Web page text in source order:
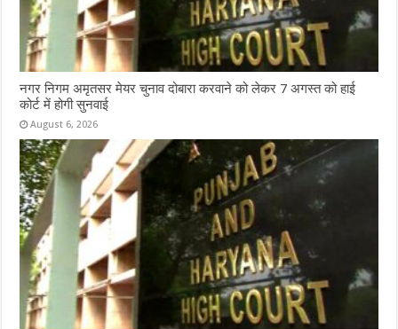
नगर निगम अमृतसर मेयर चुनाव दोबारा करवाने को लेकर 7 अगस्त को हाई
कोर्ट में होगी सुनवाई
August 6, 2026